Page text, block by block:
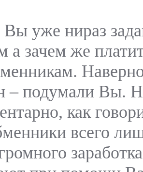
уже нираз
а зачем же
– подумали Вы.
как
всего